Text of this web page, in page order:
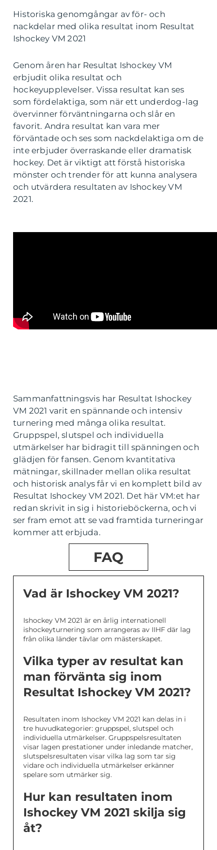
Historiska genomgångar av för- och
nackdelar med olika resultat inom Resultat
Ishockey VM 2021
Genom åren har Resultat Ishockey VM
erbjudit olika resultat och
hockeyupplevelser. Vissa resultat kan ses
som fördelaktiga, som när ett underdog-lag
övervinner förväntningarna och slår en
favorit. Andra resultat kan vara mer
förväntade och ses som nackdelaktiga om de
inte erbjuder överraskande eller dramatisk
hockey. Det är viktigt att förstå historiska
mönster och trender för att kunna analysera
och utvärdera resultaten av Ishockey VM
2021.
Sammanfattningsvis har Resultat Ishockey
VM 2021 varit en spännande och intensiv
turnering med många olika resultat.
Gruppspel, slutspel och individuella
utmärkelser har bidragit till spänningen och
glädjen för fansen. Genom kvantitativa
mätningar, skillnader mellan olika resultat
och historisk analys får vi en komplett bild av
Resultat Ishockey VM 2021. Det här VM:et har
redan skrivit in sig i historieböckerna, och vi
ser fram emot att se vad framtida turneringar
kommer att erbjuda.
FAQ
Vad är Ishockey VM 2021?
Ishockey VM 2021 är en årlig internationell
ishockeyturnering som arrangeras av IIHF där lag
från olika länder tävlar om mästerskapet.
Vilka typer av resultat kan
man förvänta sig inom
Resultat Ishockey VM 2021?
Resultaten inom Ishockey VM 2021 kan delas in i
tre huvudkategorier: gruppspel, slutspel och
individuella utmärkelser. Gruppspelsresultaten
visar lagen prestationer under inledande matcher,
slutspelsresultaten visar vilka lag som tar sig
vidare och individuella utmärkelser erkänner
spelare som utmärker sig.
Hur kan resultaten inom
Ishockey VM 2021 skilja sig
åt?